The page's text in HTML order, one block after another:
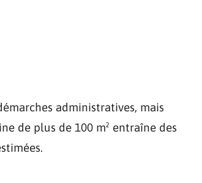
administratives, mais
de plus de 100 m² entraîne des